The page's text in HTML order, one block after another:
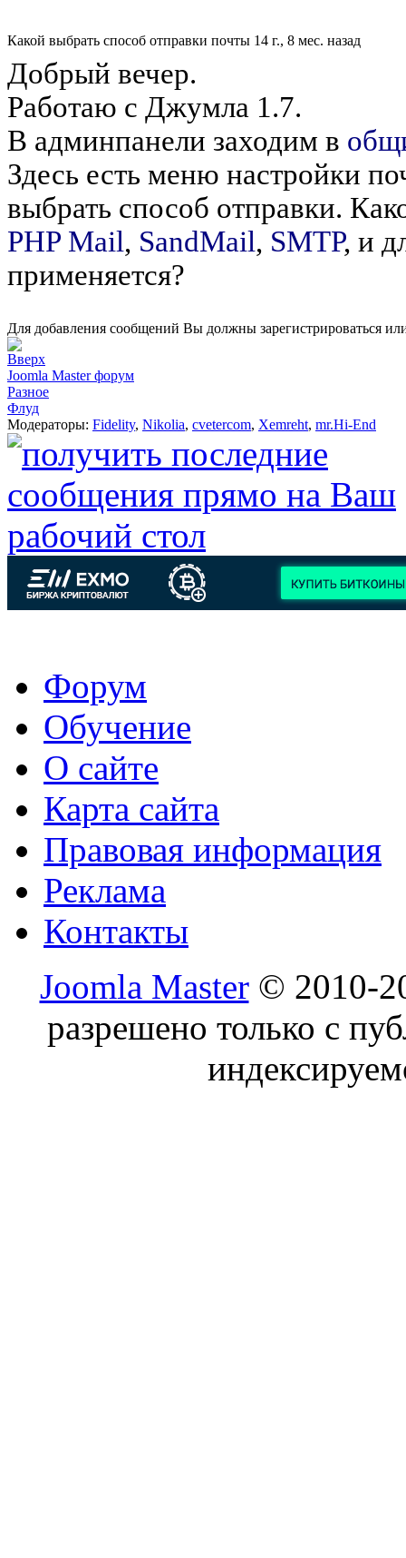
Какой выбрать способ отправки почты 14 г., 8 мес. назад
Добрый вечер.
Работаю с Джумла 1.7.
В админпанели заходим в
Здесь есть меню настройки
выбрать способ отправки.
PHP Mail, SandMail, SMTP, и
применяется?
Для добавления сообщений Вы должны зарегистрироваться или
Joomla Master форум
Разное
Флуд
Модераторы: Fidelity, Nikolia, cvetercom, Xemreht, mr.Hi-End
Форум
Обучение
О сайте
Карта сайта
Правовая информация
Реклама
Контакты
Joomla Master© 2010-
разрешено только с